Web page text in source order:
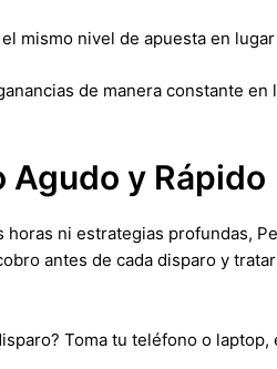
mismo nivel de apuesta en
de manera constante
Agudo y Rápido
ni estrategias profundas,
antes de cada disparo y
Toma tu teléfono o